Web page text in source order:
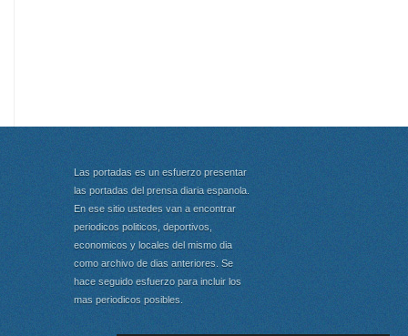
Las portadas es un esfuerzo presentar
las portadas del prensa diaria espanola.
En ese sitio ustedes van a encontrar
periodicos politicos, deportivos,
economicos y locales del mismo dia
como archivo de dias anteriores. Se
hace seguido esfuerzo para incluir los
mas periodicos posibles.